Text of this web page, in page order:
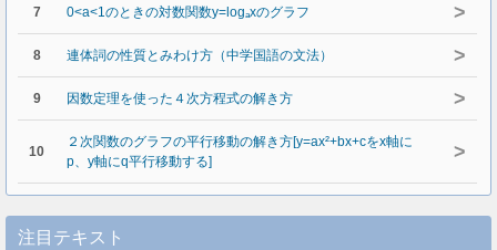
7 0<a<1のときの対数関数y=logₐxのグラフ >
8 連体詞の性質とみわけ方（中学国語の文法） >
9 因数定理を使った４次方程式の解き方 >
10
２次関数のグラフの平行移動の解き方[y=ax²+bx+cをx軸に
p、y軸にq平行移動する]
>
注目テキスト